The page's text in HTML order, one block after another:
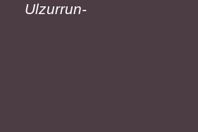
Ulzurrun-